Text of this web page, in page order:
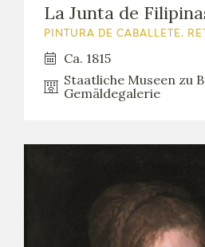
La Junta de
PINTURA DE CABALLETE.
Ca. 1815
Staatliche Museen zu
Gemäldegalerie